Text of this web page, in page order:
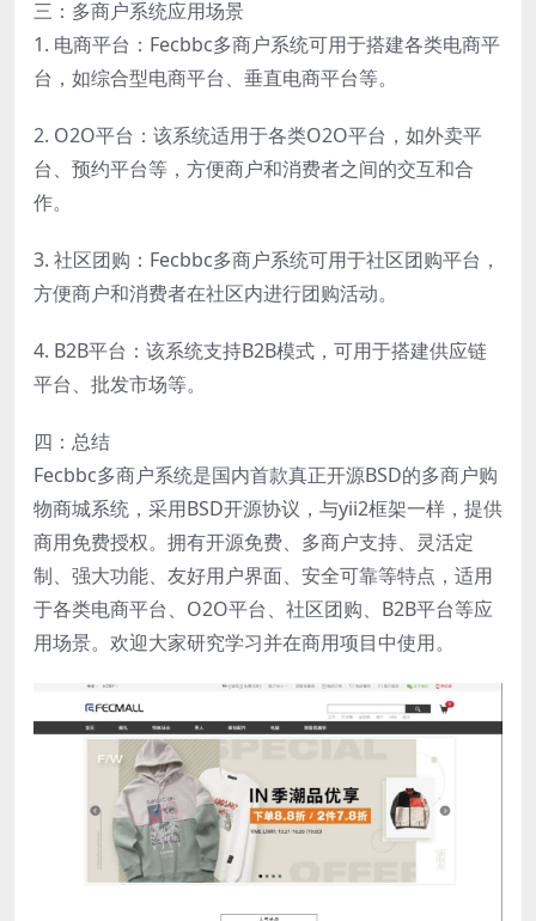
三：多商户系统应用场景
1. 电商平台：Fecbbc多商户系统可用于搭建各类电商平
台，如综合型电商平台、垂直电商平台等。
2. O2O平台：该系统适用于各类O2O平台，如外卖平
台、预约平台等，方便商户和消费者之间的交互和合
作。
3. 社区团购：Fecbbc多商户系统可用于社区团购平台，
方便商户和消费者在社区内进行团购活动。
4. B2B平台：该系统支持B2B模式，可用于搭建供应链
平台、批发市场等。
四：总结
Fecbbc多商户系统是国内首款真正开源BSD的多商户购
物商城系统，采用BSD开源协议，与yii2框架一样，提供
商用免费授权。拥有开源免费、多商户支持、灵活定
制、强大功能、友好用户界面、安全可靠等特点，适用
于各类电商平台、O2O平台、社区团购、B2B平台等应
用场景。欢迎大家研究学习并在商用项目中使用。